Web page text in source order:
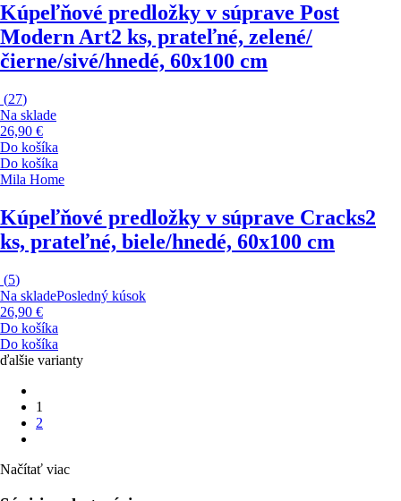
Kúpeľňové predložky v súprave Post
Modern Art2 ks, prateľné, zelené/
čierne/sivé/hnedé, 60x100 cm
(27)
Na sklade
26,90 €
Do košíka
Do košíka
Mila Home
Kúpeľňové predložky v súprave Cracks2
ks, prateľné, biele/hnedé, 60x100 cm
(5)
Na skladePosledný kúsok
26,90 €
Do košíka
Do košíka
ďalšie varianty
1
2
Načítať viac